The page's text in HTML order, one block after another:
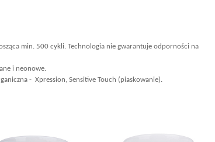
min. 500 cykli. Technologia nie gwarantuje odporności na
i neonowe.
- Xpression, Sensitive Touch (piaskowanie).